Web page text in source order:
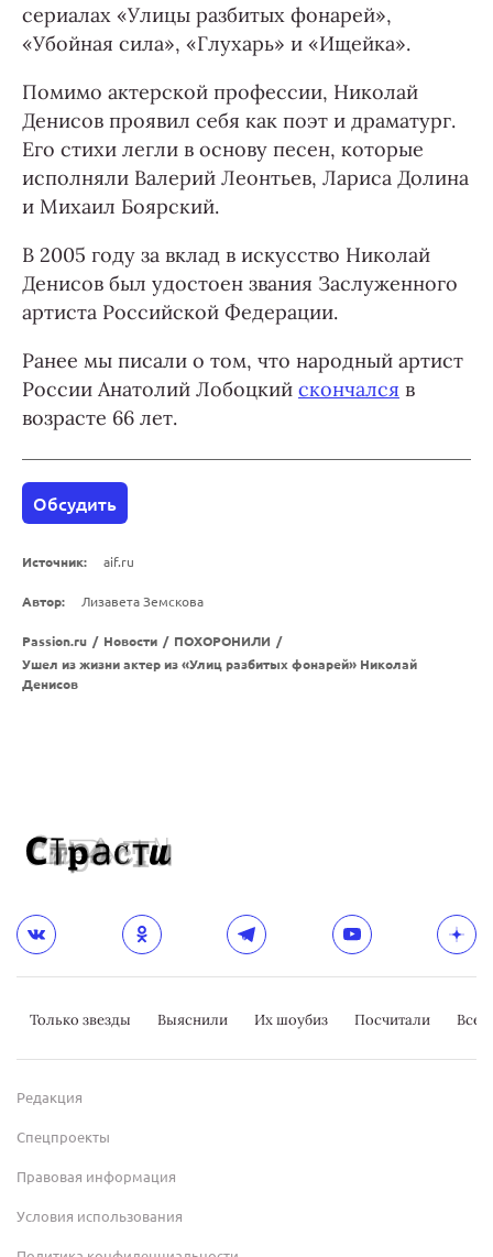
сериалах «Улицы разбитых фонарей»,
«Убойная сила», «Глухарь» и «Ищейка».
Помимо актерской профессии, Николай
Денисов проявил себя как поэт и драматург.
Его стихи легли в основу песен, которые
исполняли Валерий Леонтьев, Лариса Долина
и Михаил Боярский.
В 2005 году за вклад в искусство Николай
Денисов был удостоен звания Заслуженного
артиста Российской Федерации.
Ранее мы писали о том, что народный артист
России Анатолий Лобоцкий скончался в
возрасте 66 лет.
Обсудить
Источник: aif.ru
Автор: Лизавета Земскова
Passion.ru / Новости / ПОХОРОНИЛИ /
Ушел из жизни актер из «Улиц разбитых фонарей» Николай
Денисов
Только звезды Выяснили Их шоубиз Посчитали
Редакция
Спецпроекты
Правовая информация
Условия использования